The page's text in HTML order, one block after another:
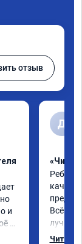
отзыв
и
Д
«Чип
Ребята
Всё
лучше,
Читать